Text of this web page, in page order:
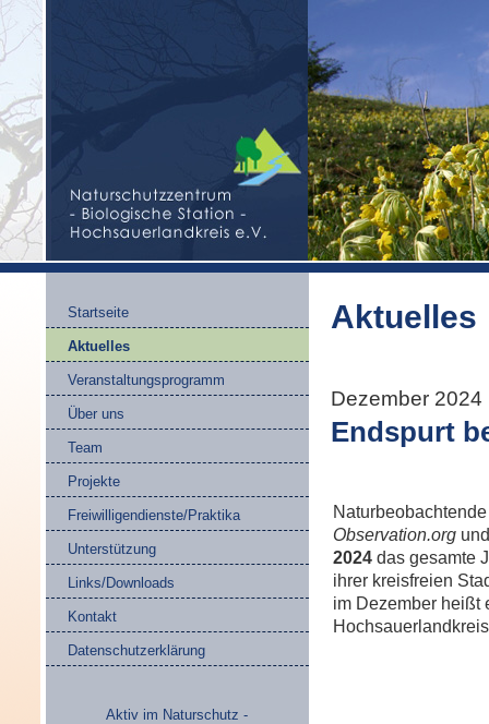
Startseite
Aktuelles
Veranstaltungsprogramm
Über uns
Team
Projekte
Freiwilligendienste/Praktika
Unterstützung
Links/Downloads
Kontakt
Datenschutzerklärung
Aktiv im Naturschutz -
Aktuelles
Dezember 2024
Endspurt
Observation.org
2024 das gesamte
ihrer kreisfreien
im Dezember heißt